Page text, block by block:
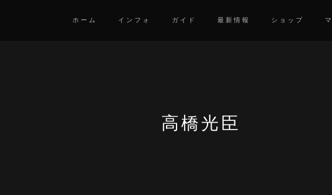
ホーム インフォ ガイド 最新情報 ショップ
高橋光臣